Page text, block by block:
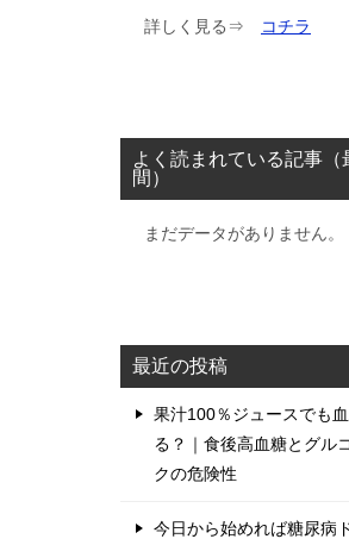
詳しく見る⇒ コチラ
よく読まれている記事（
間）
まだデータがありません。
最近の投稿
果汁100％ジュースでも
る？｜食後高血糖とグル
クの危険性
今日から始めれば糖尿病